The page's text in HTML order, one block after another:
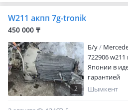
ВЫГОДНО! -
исполнения.
-Мы
усиленными
превышает
W211 акпп 7g-tronik
450 000 ₸
2
Б/y
722906
Японии в
гарантией
Шымкент